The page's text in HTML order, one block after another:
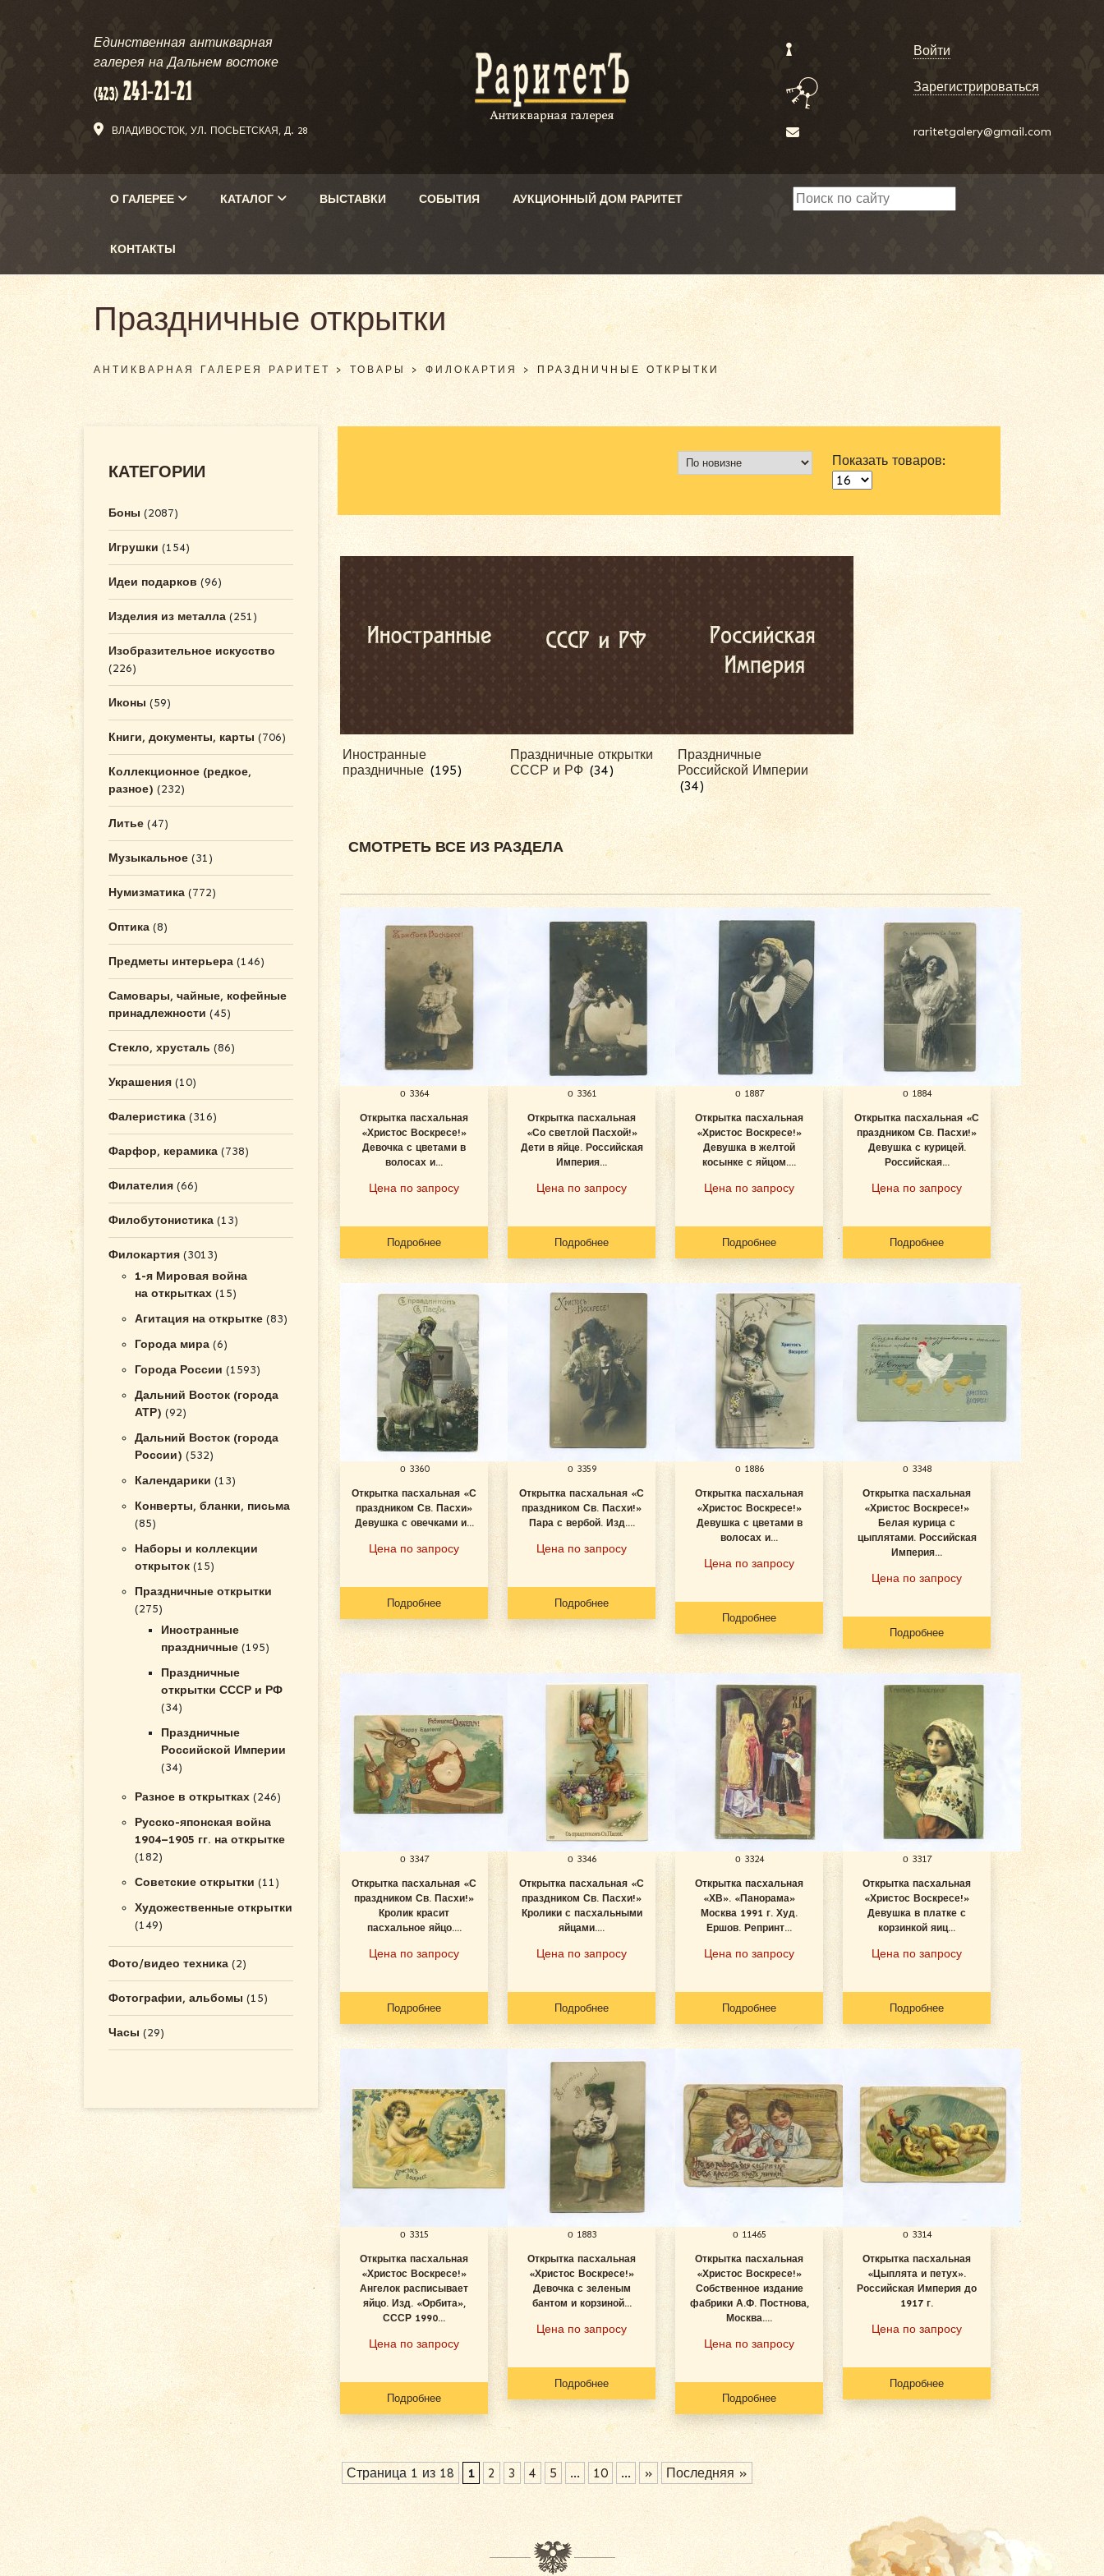
Единственная антикварная
галерея на Дальнем востоке
ВЛАДИВОСТОК, УЛ. ПОСЬЕТСКАЯ, Д. 28
Войти
Зарегистрироваться
raritetgalery@gmail.com
О ГАЛЕРЕЕ КАТАЛОГ ВЫСТАВКИ СОБЫТИЯ АУКЦИОННЫЙ ДОМ РАРИТЕТ
КОНТАКТЫ
Праздничные открытки
АНТИКВАРНАЯ ГАЛЕРЕЯ РАРИТЕТ >ТОВАРЫ> ФИЛОКАРТИЯ>ПРАЗДНИЧНЫЕ ОТКРЫТКИ
КАТЕГОРИИ
Боны (2087)
Игрушки (154)
Идеи подарков (96)
Изделия из металла (251)
Изобразительное искусство
(226)
Иконы (59)
Книги, документы, карты (706)
Коллекционное (редкое,
разное) (232)
Литье (47)
Музыкальное (31)
Нумизматика (772)
Оптика (8)
Предметы интерьера (146)
Самовары, чайные, кофейные
принадлежности (45)
Стекло, хрусталь (86)
Украшения (10)
Фалеристика (316)
Фарфор, керамика (738)
Филателия (66)
Филобутонистика (13)
Филокартия (3013)
1-я Мировая война
на открытках (15)
Агитация на открытке (83)
Города мира (6)
Города России (1593)
Дальний Восток (города
АТР) (92)
Дальний Восток (города
России) (532)
Календарики (13)
Конверты, бланки, письма
(85)
Наборы и коллекции
открыток (15)
Праздничные открытки
(275)
Иностранные
праздничные (195)
Праздничные
открытки СССР и РФ
(34)
Праздничные
Российской Империи
(34)
Разное в открытках (246)
Русско-японская война
1904–1905 гг. на открытке
(182)
Советские открытки (11)
Художественные открытки
(149)
Фото/видео техника (2)
Фотографии, альбомы (15)
Часы (29)
Показать товаров:
Иностранные
праздничные(195)
Праздничные открытки
СССР и РФ(34)
Праздничные
Российской Империи
(34)
СМОТРЕТЬ ВСЕ ИЗ РАЗДЕЛА
о 3364
Открытка пасхальная
«Христос Воскресе!»
Девочка с цветами в
волосах и...
Цена по запросу
Подробнее
о 3361
Открытка пасхальная
«Со светлой Пасхой!»
Дети в яйце. Российская
Империя...
Цена по запросу
Подробнее
о 1887
Открытка пасхальная
«Христос Воскресе!»
Девушка в желтой
косынке с яйцом....
Цена по запросу
Подробнее
о 1884
Открытка пасхальная «С
праздником Св. Пасхи!»
Девушка с курицей.
Российская...
Цена по запросу
Подробнее
о 3360
Открытка пасхальная «С
праздником Св. Пасхи»
Девушка с овечками и...
Цена по запросу
Подробнее
о 3359
Открытка пасхальная «С
праздником Св. Пасхи!»
Пара с вербой. Изд....
Цена по запросу
Подробнее
о 1886
Открытка пасхальная
«Христос Воскресе!»
Девушка с цветами в
волосах и...
Цена по запросу
Подробнее
о 3348
Открытка пасхальная
«Христос Воскресе!»
Белая курица с
цыплятами. Российская
Империя...
Цена по запросу
Подробнее
о 3347
Открытка пасхальная «С
праздником Св. Пасхи!»
Кролик красит
пасхальное яйцо....
Цена по запросу
Подробнее
о 3346
Открытка пасхальная «С
праздником Св. Пасхи!»
Кролики с пасхальными
яйцами....
Цена по запросу
Подробнее
о 3324
Открытка пасхальная
«ХВ». «Панорама»
Москва 1991 г. Худ.
Ершов. Репринт...
Цена по запросу
Подробнее
о 3317
Открытка пасхальная
«Христос Воскресе!»
Девушка в платке с
корзинкой яиц...
Цена по запросу
Подробнее
о 3315
Открытка пасхальная
«Христос Воскресе!»
Ангелок расписывает
яйцо. Изд. «Орбита»,
СССР 1990...
Цена по запросу
Подробнее
о 1883
Открытка пасхальная
«Христос Воскресе!»
Девочка с зеленым
бантом и корзиной...
Цена по запросу
Подробнее
о 11465
Открытка пасхальная
«Христос Воскресе!»
Собственное издание
фабрики А.Ф. Постнова,
Москва....
Цена по запросу
Подробнее
о 3314
Открытка пасхальная
«Цыплята и петух».
Российская Империя до
1917 г.
Цена по запросу
Подробнее
Страница 1 из 18 1 2 3 4 5 ... 10 ... » Последняя »